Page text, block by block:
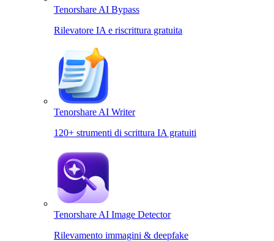
Tenorshare AI Bypass
Rilevatore IA e riscrittura gratuita
Tenorshare AI Writer
120+ strumenti di scrittura IA gratuiti
Tenorshare AI Image Detector
Rilevamento immagini & deepfake